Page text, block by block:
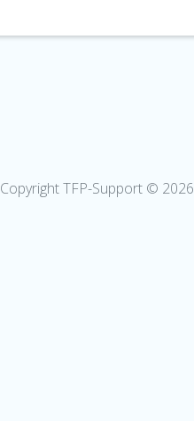
Copyright TFP-Support © 2026